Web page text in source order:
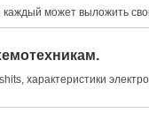
может выложить
характеристики